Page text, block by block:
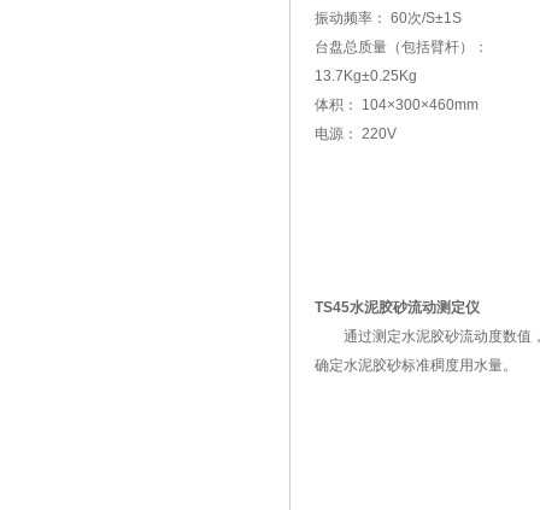
振动频率： 60次/S±1S
台盘总质量（包括臂杆）：
13.7Kg±0.25Kg
体积： 104×300×460mm
电源： 220V
TS45水泥胶砂流动测定仪
通过测定水泥胶砂流动度数值
确定水泥胶砂标准稠度用水量。